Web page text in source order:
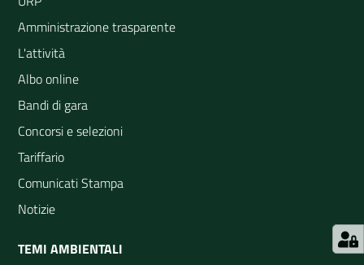
Amministrazione trasparente
L'attività
Albo online
Bandi di gara
Concorsi e selezioni
Tariffario
Comunicati Stampa
Notizie
TEMI AMBIENTALI